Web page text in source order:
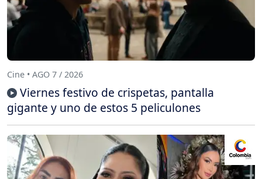
Cine • AGO 7 / 2026
Viernes festivo de crispetas, pantalla
gigante y uno de estos 5 peliculones